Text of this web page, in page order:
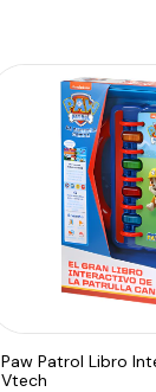
Paw Patrol Libro
Vtech